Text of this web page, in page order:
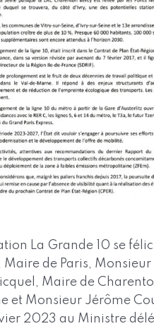
La Grande 10 se
Maire de Paris,
Maire de
et Monsieur Jérôme
2023 au Ministre